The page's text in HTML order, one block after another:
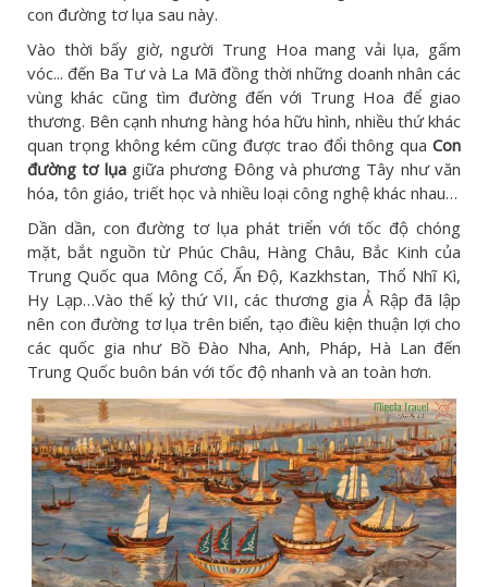
con đường tơ lụa sau này.
Vào thời bấy giờ, người Trung Hoa mang vải lụa, gấm
vóc... đến Ba Tư và La Mã đồng thời những doanh nhân các
vùng khác cũng tìm đường đến với Trung Hoa để giao
thương. Bên cạnh nhưng hàng hóa hữu hình, nhiều thứ khác
quan trọng không kém cũng được trao đổi thông qua Con
đường tơ lụagiữa phương Đông và phương Tây như văn
hóa, tôn giáo, triết học và nhiều loại công nghệ khác nhau…
Dần dần, con đường tơ lụa phát triển với tốc độ chóng
mặt, bắt nguồn từ Phúc Châu, Hàng Châu, Bắc Kinh của
Trung Quốc qua Mông Cổ, Ấn Độ, Kazkhstan, Thổ Nhĩ Kì,
Hy Lạp…Vào thế kỷ thứ VII, các thương gia Ả Rập đã lập
nên con đường tơ lụa trên biển, tạo điều kiện thuận lợi cho
các quốc gia như Bồ Đào Nha, Anh, Pháp, Hà Lan đến
Trung Quốc buôn bán với tốc độ nhanh và an toàn hơn.